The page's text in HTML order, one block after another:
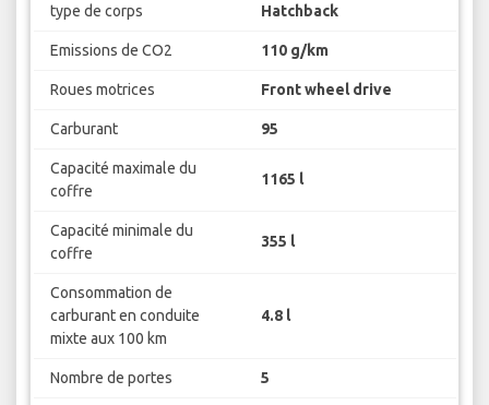
type de corps Hatchback
Emissions de CO2 110 g/km
Roues motrices Front wheel drive
Carburant 95
Capacité maximale du
coffre
1165 l
Capacité minimale du
coffre
355 l
Consommation de
carburant en conduite
mixte aux 100 km
4.8 l
Nombre de portes 5